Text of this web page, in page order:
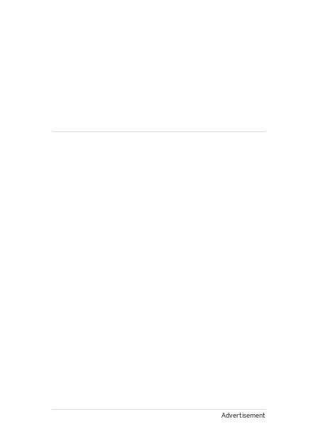
Advertisement